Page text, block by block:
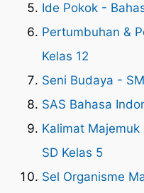
Ide Pokok -
Pertumbuhan &
Kelas 12
Seni Budaya -
SAS Bahasa
Kalimat
SD Kelas 5
Sel Organisme